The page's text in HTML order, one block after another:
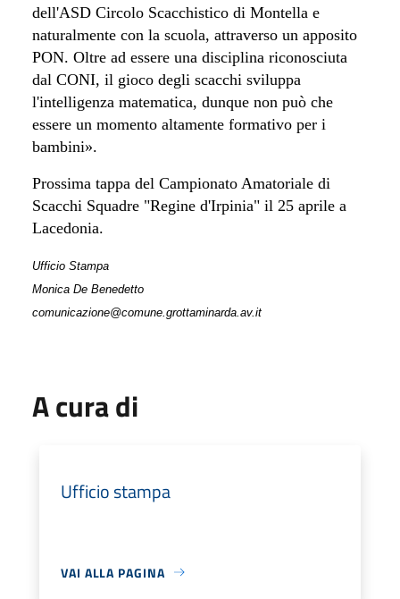
dell'ASD Circolo Scacchistico di Montella e
naturalmente con la scuola, attraverso un apposito
PON. Oltre ad essere una disciplina riconosciuta
dal CONI, il gioco degli scacchi sviluppa
l'intelligenza matematica, dunque non può che
essere un momento altamente formativo per i
bambini».
Prossima tappa del Campionato Amatoriale di
Scacchi Squadre "Regine d'Irpinia" il 25 aprile a
Lacedonia.
Ufficio Stampa
Monica De Benedetto
comunicazione@comune.grottaminarda.av.it
A cura di
Ufficio stampa
VAI ALLA PAGINA